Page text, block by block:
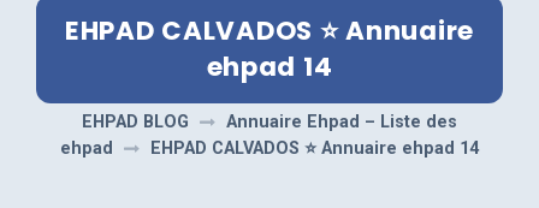
EHPAD CALVADOS ⭐️ Annuaire
ehpad 14
EHPAD BLOG
Annuaire Ehpad – Liste des
ehpad
EHPAD CALVADOS ⭐️ Annuaire ehpad 14